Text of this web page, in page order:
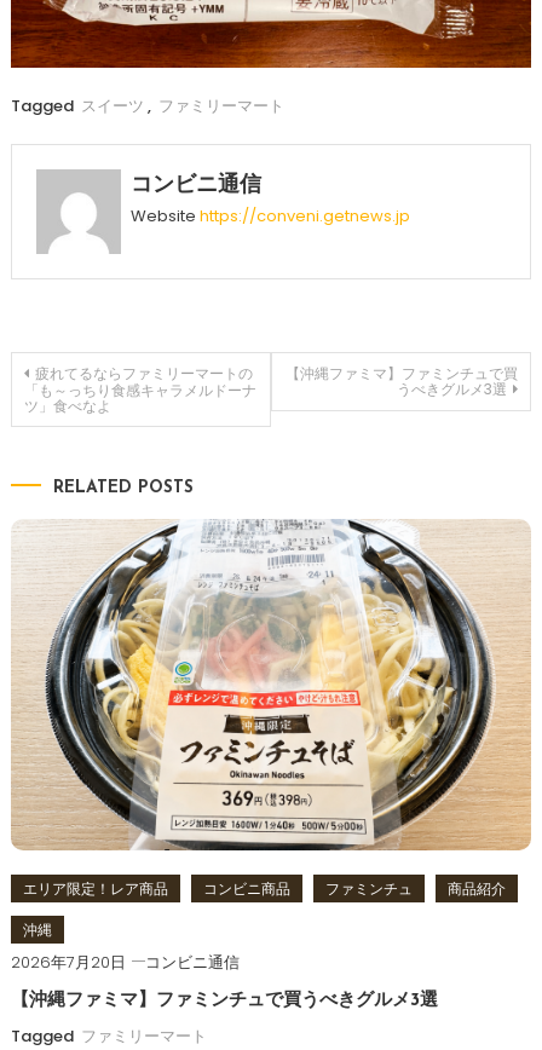
Tagged スイーツ , ファミリーマート
コンビニ通信
Website https://conveni.getnews.jp
投
稿
ナ
ビ
ゲ
ー
シ
ョ
ン
疲れてるならファミリーマートの
「も～っちり食感キャラメルドーナ
ツ」食べなよ
【沖縄ファミマ】ファミンチュで買
うべきグルメ3選
RELATED POSTS
エリア限定！レア商品 コンビニ商品 ファミンチュ
商品紹介
沖縄
2026年7月20日 コンビニ通信
【沖縄ファミマ】ファミンチュで買うべきグルメ3選
Tagged ファミリーマート